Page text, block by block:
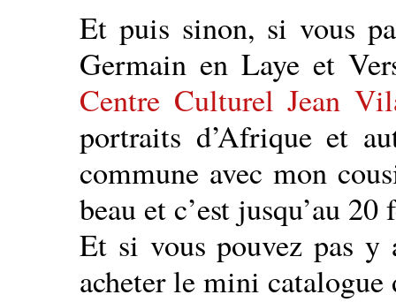
Et puis sinon, si vous
Germain en Laye et
Centre Culturel Jean
portraits d’Afrique et
commune avec mon
beau et c’est jusqu’au 20
Et si vous pouvez pas y
acheter le mini catalogue